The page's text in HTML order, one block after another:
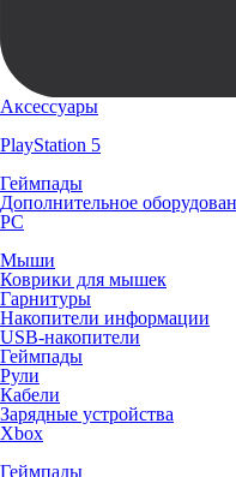
Аксессуары
PlayStation 5
Геймпады
Дополнительное
PC
Мыши
Коврики для мышек
Гарнитуры
Накопители информации
USB-накопители
Геймпады
Рули
Кабели
Зарядные устройства
Xbox
Геймпады